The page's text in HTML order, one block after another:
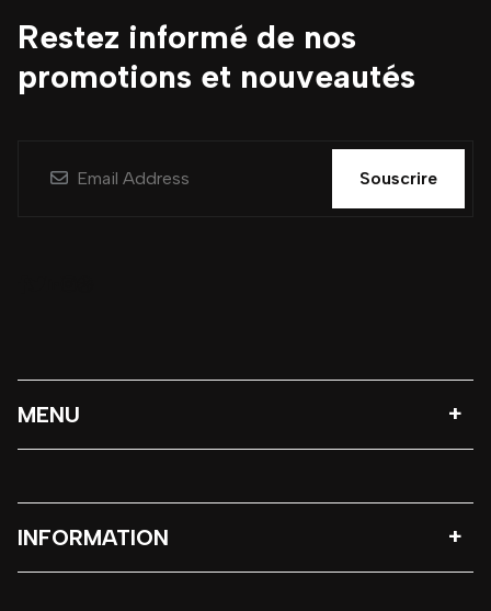
Restez informé de nos
promotions et nouveautés
Souscrire
MENU
INFORMATION